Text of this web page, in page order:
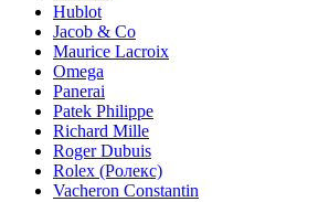
Hublot
Jacob & Co
Maurice Lacroix
Omega
Panerai
Patek Philippe
Richard Mille
Roger Dubuis
Rolex (Ролекс)
Vacheron Constantin